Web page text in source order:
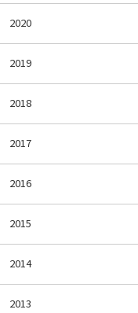
2020
2019
2018
2017
2016
2015
2014
2013